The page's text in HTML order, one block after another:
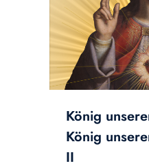
König
König
II